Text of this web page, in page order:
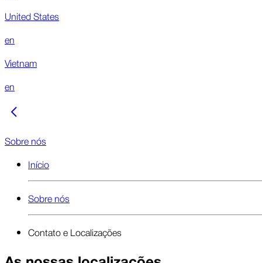
United States
en
Vietnam
en
Sobre nós
Início
Sobre nós
Contato e Localizações